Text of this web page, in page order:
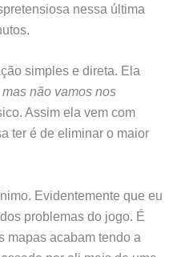
nessa última
simples e direta. Ela
não vamos nos
Assim ela vem com
ter é de eliminar o maior
Evidentemente que eu
problemas do jogo. É
mapas acabam tendo a